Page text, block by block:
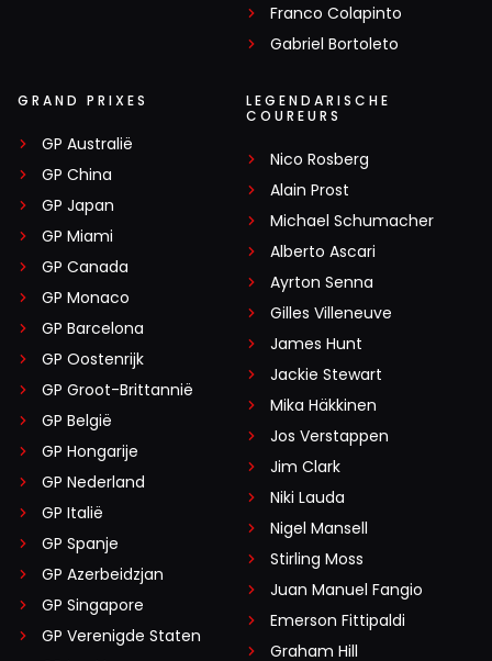
Franco Colapinto
Gabriel Bortoleto
GRAND PRIXES
GP Australië
GP China
GP Japan
GP Miami
GP Canada
GP Monaco
GP Barcelona
GP Oostenrijk
GP Groot-Brittannië
GP België
GP Hongarije
GP Nederland
GP Italië
GP Spanje
GP Azerbeidzjan
GP Singapore
GP Verenigde Staten
LEGENDARISCHE
COUREURS
Nico Rosberg
Alain Prost
Michael Schumacher
Alberto Ascari
Ayrton Senna
Gilles Villeneuve
James Hunt
Jackie Stewart
Mika Häkkinen
Jos Verstappen
Jim Clark
Niki Lauda
Nigel Mansell
Stirling Moss
Juan Manuel Fangio
Emerson Fittipaldi
Graham Hill